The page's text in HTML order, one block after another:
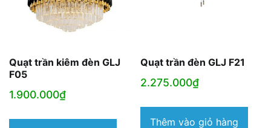
Quạt trần kiêm đèn GLJ
F05
1.900.000₫
Quạt trần đèn GLJ F21
2.275.000₫
Thêm vào giỏ hàng